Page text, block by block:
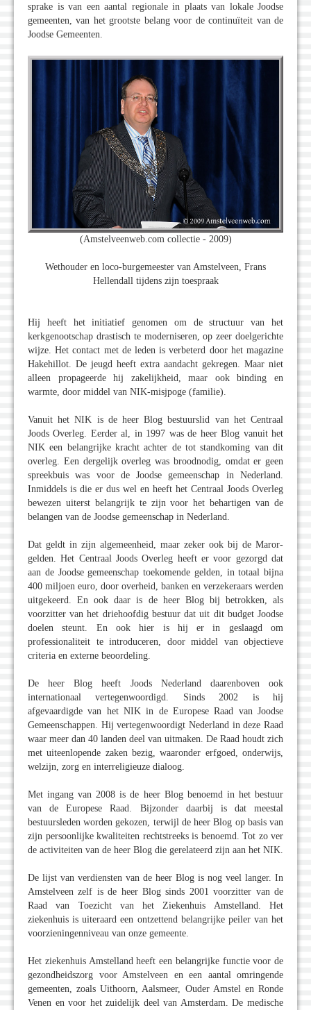
sprake is van een aantal regionale in plaats van lokale Joodse
gemeenten, van het grootste belang voor de continuïteit van de
Joodse Gemeenten.
(Amstelveenweb.com collectie - 2009)
Wethouder en loco-burgemeester van Amstelveen, Frans
Hellendall tijdens zijn toespraak
Hij heeft het initiatief genomen om de structuur van het
kerkgenootschap drastisch te moderniseren, op zeer doelgerichte
wijze. Het contact met de leden is verbeterd door het magazine
Hakehillot. De jeugd heeft extra aandacht gekregen. Maar niet
alleen propageerde hij zakelijkheid, maar ook binding en
warmte, door middel van NIK-misjpoge (familie).
Vanuit het NIK is de heer Blog bestuurslid van het Centraal
Joods Overleg. Eerder al, in 1997 was de heer Blog vanuit het
NIK een belangrijke kracht achter de tot standkoming van dit
overleg. Een dergelijk overleg was broodnodig, omdat er geen
spreekbuis was voor de Joodse gemeenschap in Nederland.
Inmiddels is die er dus wel en heeft het Centraal Joods Overleg
bewezen uiterst belangrijk te zijn voor het behartigen van de
belangen van de Joodse gemeenschap in Nederland.
Dat geldt in zijn algemeenheid, maar zeker ook bij de Maror-
gelden. Het Centraal Joods Overleg heeft er voor gezorgd dat
aan de Joodse gemeenschap toekomende gelden, in totaal bijna
400 miljoen euro, door overheid, banken en verzekeraars werden
uitgekeerd. En ook daar is de heer Blog bij betrokken, als
voorzitter van het driehoofdig bestuur dat uit dit budget Joodse
doelen steunt. En ook hier is hij er in geslaagd om
professionaliteit te introduceren, door middel van objectieve
criteria en externe beoordeling.
De heer Blog heeft Joods Nederland daarenboven ook
internationaal vertegenwoordigd. Sinds 2002 is hij
afgevaardigde van het NIK in de Europese Raad van Joodse
Gemeenschappen. Hij vertegenwoordigt Nederland in deze Raad
waar meer dan 40 landen deel van uitmaken. De Raad houdt zich
met uiteenlopende zaken bezig, waaronder erfgoed, onderwijs,
welzijn, zorg en interreligieuze dialoog.
Met ingang van 2008 is de heer Blog benoemd in het bestuur
van de Europese Raad. Bijzonder daarbij is dat meestal
bestuursleden worden gekozen, terwijl de heer Blog op basis van
zijn persoonlijke kwaliteiten rechtstreeks is benoemd. Tot zo ver
de activiteiten van de heer Blog die gerelateerd zijn aan het NIK.
De lijst van verdiensten van de heer Blog is nog veel langer. In
Amstelveen zelf is de heer Blog sinds 2001 voorzitter van de
Raad van Toezicht van het Ziekenhuis Amstelland. Het
ziekenhuis is uiteraard een ontzettend belangrijke peiler van het
voorzieningenniveau van onze gemeente.
Het ziekenhuis Amstelland heeft een belangrijke functie voor de
gezondheidszorg voor Amstelveen en een aantal omringende
gemeenten, zoals Uithoorn, Aalsmeer, Ouder Amstel en Ronde
Venen en voor het zuidelijk deel van Amsterdam. De medische